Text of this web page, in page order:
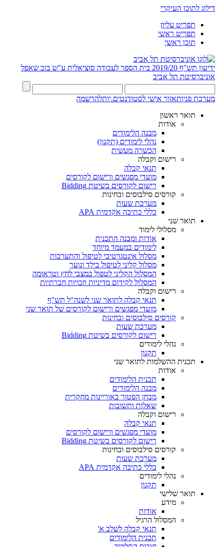
דילוג לתוכן העיקרי
תפריט עליון
תפריט ראשי
תוכן ראשי
ידיעון תש"ף 2019/20
בית הספר לעבודה סוציאלית ע"ש בוב שאפל
אוניברסיטת תל אביב
מערכת פניותאזור אישי לסטודנטים.יותלהרשמה
תואר ראשון
אודות
מבנה הלימודים
נהלי לימודים (תקנון)
הכשרה מעשית
רישום וקבלה
תנאי קבלה
מועדי מפגשים ורישום לקורסים
רישום לקורסים בשיטת Bidding
קורסים סילבוסים ובחינות
מערכת שעות
כללי כתיבה אקדמית APA
תואר שני
מסלולי לימוד
אודות ומבנה התכנית
לימודים במעמד מיוחד
מסלול אינטגרטיבי לטיפול והתערבות
מסלול קליני לטיפול בילד ונוער
המסלול הקליני לטפול במצבי לחץ וטראומה
המסלול לקידום מדיניות וזכויות חברתיות
רישום וקבלה
תנאי קבלה לתואר שני לשנה"ל תש"ף
מועדי מפגשים ורישום לקורסים של תואר שני
קורסים סילבוסים ובחינות
מערכת שעות
רישום לקורסים בשיטת Bidding
נהלי לימודים
תקנון
תכנית ההשלמות לתואר שני
אודות
תכנית הלימודים
מבנה הלימודים
מבחן הפטור באוריינות מחקרית
שאלות ותשובות
רישום וקבלה
תנאי קבלה
מועדי מפגשים ורישום לקורסים
רישום לקורסים בשיטת Bidding
קורסים סילבוסים ובחינות
מערכת שעות
כללי כתיבה אקדמית APA
נהלי לימודים
תקנון
תואר שלישי
מידע
אודות
המסלול הרגיל
תנאי קבלה לשלב א'
תכנית הלימודים